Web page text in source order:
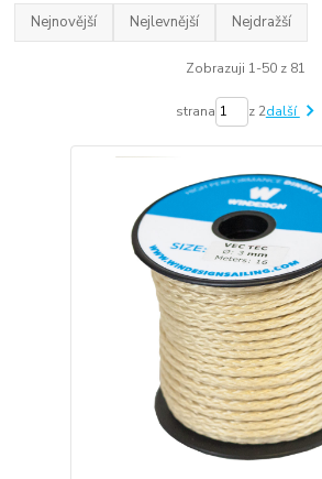
Nejnovější Nejlevnější Nejdražší
Zobrazuji 1-50 z 81
strana z 2další